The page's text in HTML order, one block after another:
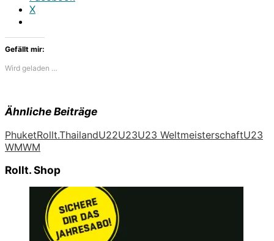
X
Gefällt mir:
Wird geladen …
Ähnliche Beiträge
PhuketRollt.ThailandU22U23U23 WeltmeisterschaftU23
WMWM
Rollt. Shop